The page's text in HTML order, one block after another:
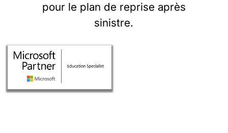
pour le plan de reprise après
sinistre.